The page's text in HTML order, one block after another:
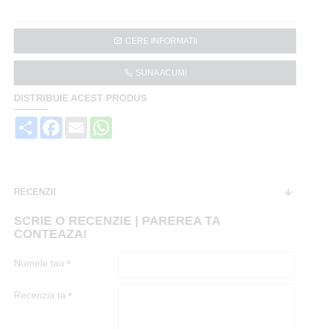
CERE INFORMATII
SUNA ACUM!
DISTRIBUIE ACEST PRODUS
Share Facebook
Email
RECENZII
SCRIE O RECENZIE | PAREREA TA
CONTEAZA!
Numele tau
Recenzia ta